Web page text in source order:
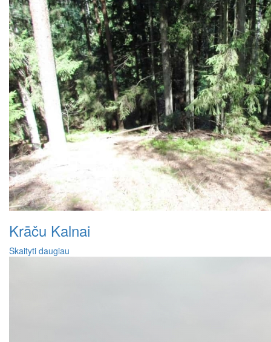
Krāču Kalnai
Skaityti daugiau